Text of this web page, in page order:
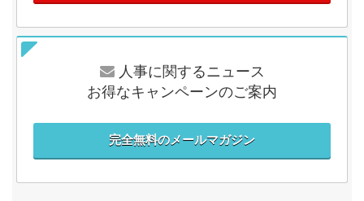
人事に関するニュース
お得なキャンペーンのご案内
完全無料のメールマガジン